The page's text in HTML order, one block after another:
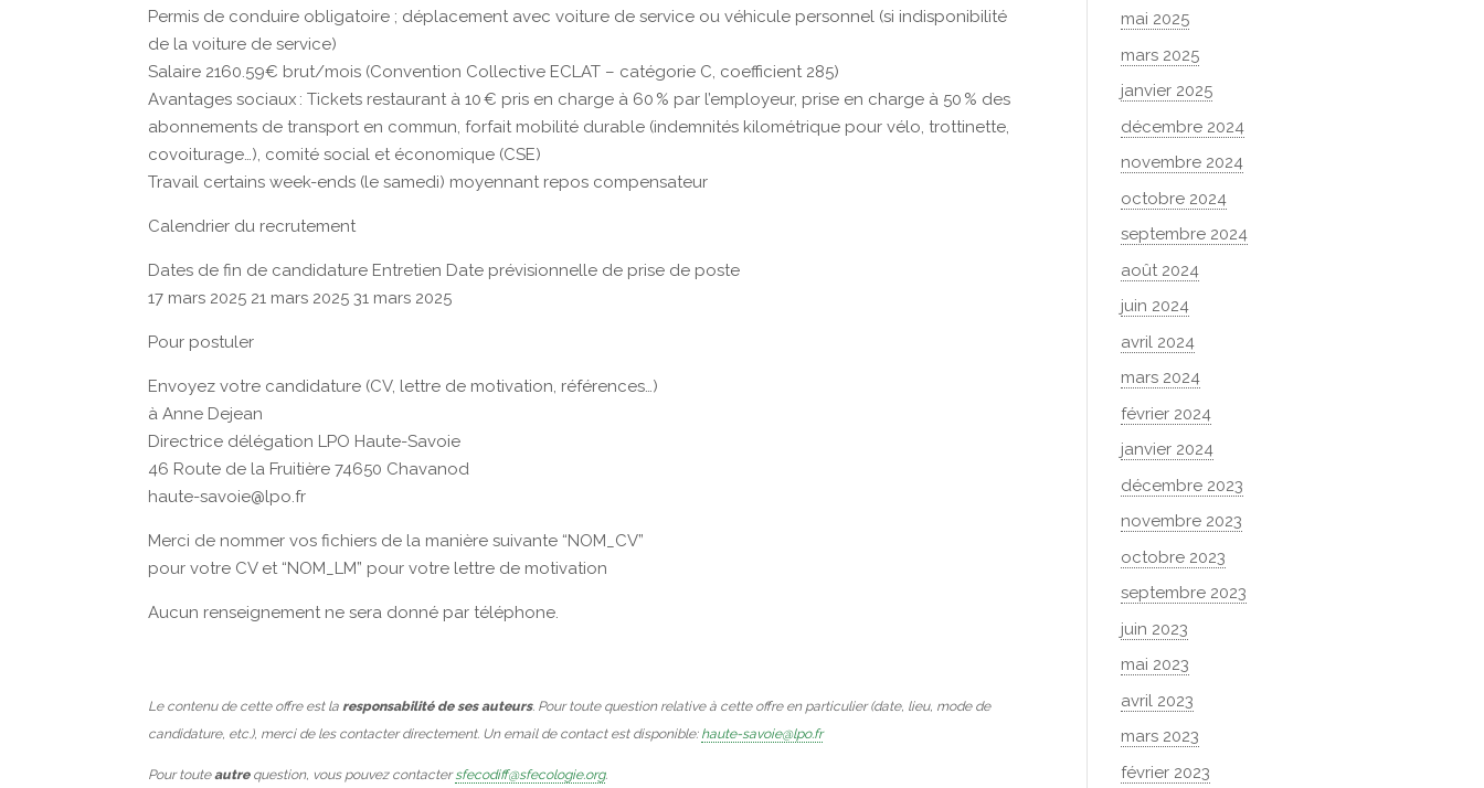
Permis de conduire obligatoire ; déplacement avec voiture de service ou véhicule personnel (si indisponibilité
de la voiture de service)
Salaire 2160.59€ brut/mois (Convention Collective ECLAT – catégorie C, coefficient 285)
Avantages sociaux : Tickets restaurant à 10 € pris en charge à 60 % par l’employeur, prise en charge à 50 % des
abonnements de transport en commun, forfait mobilité durable (indemnités kilométrique pour vélo, trottinette,
covoiturage…), comité social et économique (CSE)
Travail certains week-ends (le samedi) moyennant repos compensateur
Calendrier du recrutement
Dates de fin de candidature Entretien Date prévisionnelle de prise de poste
17 mars 2025 21 mars 2025 31 mars 2025
Pour postuler
Envoyez votre candidature (CV, lettre de motivation, références…)
à Anne Dejean
Directrice délégation LPO Haute-Savoie
46 Route de la Fruitière 74650 Chavanod
haute-savoie@lpo.fr
Merci de nommer vos fichiers de la manière suivante “NOM_CV”
pour votre CV et “NOM_LM” pour votre lettre de motivation
Aucun renseignement ne sera donné par téléphone.
Le contenu de cette offre est laresponsabilité de ses auteurs. Pour toute question relative à cette offre en particulier (date, lieu, mode de
candidature, etc.), merci de les contacter directement. Un email de contact est disponible: haute-savoie@lpo.fr
Pour touteautrequestion, vous pouvez contactersfecodiff@sfecologie.org.
mai 2025
mars 2025
janvier 2025
décembre 2024
novembre 2024
octobre 2024
septembre 2024
août 2024
juin 2024
avril 2024
mars 2024
février 2024
janvier 2024
décembre 2023
novembre 2023
octobre 2023
septembre 2023
juin 2023
mai 2023
avril 2023
mars 2023
février 2023